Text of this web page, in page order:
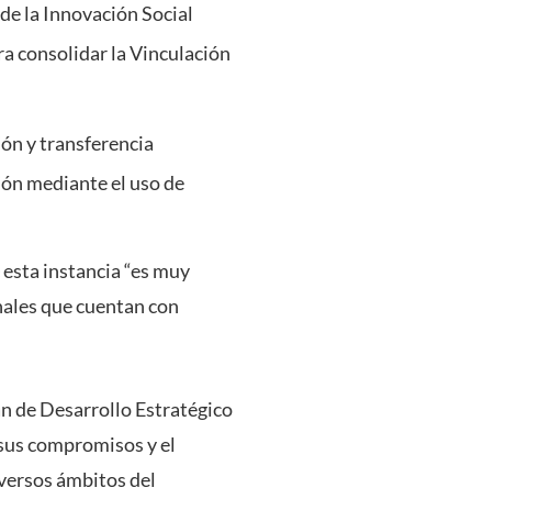
la Innovación Social
consolidar la Vinculación
y transferencia
mediante el uso de
instancia “es muy
que cuentan con
de Desarrollo Estratégico
compromisos y el
ámbitos del